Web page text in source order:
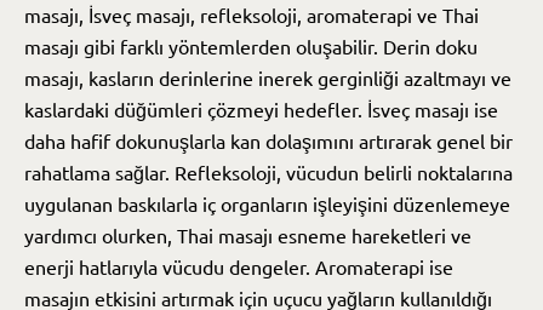
masajı, İsveç masajı, refleksoloji, aromaterapi ve Thai
masajı gibi farklı yöntemlerden oluşabilir. Derin doku
masajı, kasların derinlerine inerek gerginliği azaltmayı ve
kaslardaki düğümleri çözmeyi hedefler. İsveç masajı ise
daha hafif dokunuşlarla kan dolaşımını artırarak genel bir
rahatlama sağlar. Refleksoloji, vücudun belirli noktalarına
uygulanan baskılarla iç organların işleyişini düzenlemeye
yardımcı olurken, Thai masajı esneme hareketleri ve
enerji hatlarıyla vücudu dengeler. Aromaterapi ise
masajın etkisini artırmak için uçucu yağların kullanıldığı